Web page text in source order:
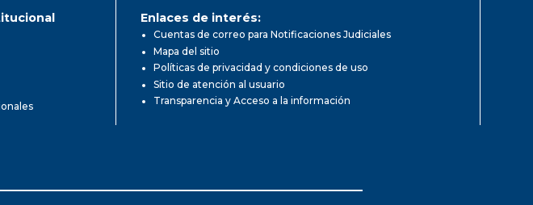
Enlaces de interés:
Cuentas de correo para Notificaciones Judiciales
Mapa del sitio
Políticas de privacidad y condiciones de uso
Sitio de atención al usuario
Transparencia y Acceso a la información